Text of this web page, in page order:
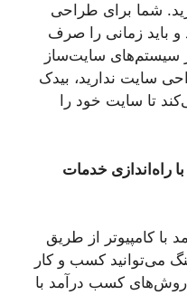
شما برای طراحی
و باید زمانی را صرف
سیستم‌های سایت‌ساز
سایت ندارید، بیدک
تا سایت خود را
راه‌اندازی خدمات
کامپیوتر از طریق
می‌توانید کسب و کار
روش‌های کسب درآمد با